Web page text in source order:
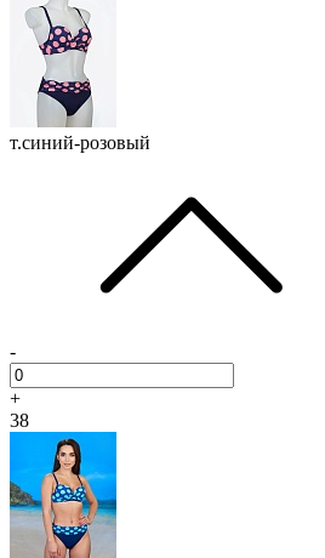
т.синий-розовый
-
+
38